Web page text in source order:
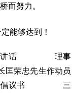
而努力。
能够达到！
结讲话 理事
忠先生作动员
读倡议书 三